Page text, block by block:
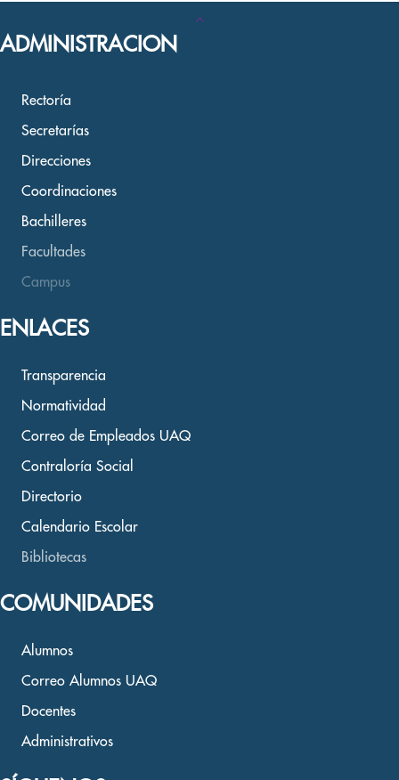
ADMINISTRACION
Rectoría
Secretarías
Direcciones
Coordinaciones
Bachilleres
Facultades
Campus
ENLACES
Transparencia
Normatividad
Correo de Empleados UAQ
Contraloría Social
Directorio
Calendario Escolar
Bibliotecas
COMUNIDADES
Alumnos
Correo Alumnos UAQ
Docentes
Administrativos